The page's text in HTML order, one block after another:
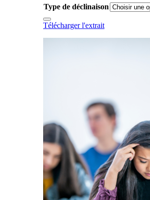
Type de déclinaison
Télécharger l'extrait